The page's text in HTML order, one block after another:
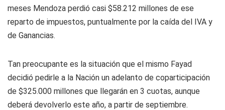
meses Mendoza perdió casi $58.212 millones de ese
reparto de impuestos, puntualmente por la caída del IVA y
de Ganancias.
Tan preocupante es la situación que el mismo Fayad
decidió pedirle a la Nación un adelanto de coparticipación
de $325.000 millones que llegarán en 3 cuotas, aunque
deberá devolverlo este año, a partir de septiembre.